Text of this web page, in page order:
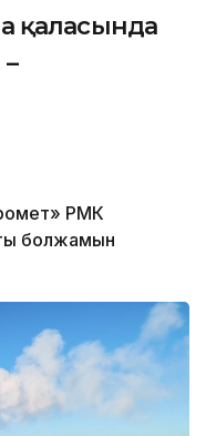
қаласында
РМК
болжамын